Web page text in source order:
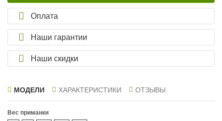
Оплата
Наши гарантии
Наши скидки
МОДЕЛИ ХАРАКТЕРИСТИКИ ОТЗЫВЫ
Вес приманки